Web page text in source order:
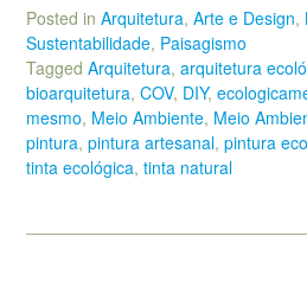
Posted in Arquitetura, Arte e Design,
Sustentabilidade, Paisagismo
Tagged Arquitetura, arquitetura
bioarquitetura, COV, DIY,
mesmo, Meio Ambiente, Meio
pintura, pintura artesanal, pintura
tinta ecológica, tinta natural